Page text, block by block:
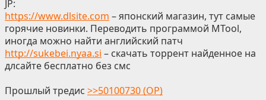
JP:
https://www.dlsite.com – японский магазин, тут самые
горячие новинки. Переводить программой MTool,
иногда можно найти английский патч
http://sukebei.nyaa.si – скачать торрент найденное на
длсайте бесплатно без смс
Прошлый тредис >>50100730 (OP)